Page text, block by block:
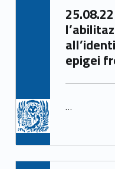
25.08.22_Esame per
epigei
…